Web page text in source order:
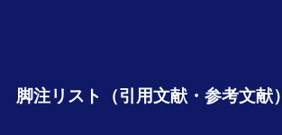
脚注リスト（引用文献・参考文献）